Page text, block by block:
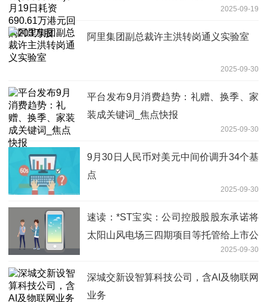
2025-09-19
阿里集团副总裁许主洪转岗通义实验室
2025-09-30
平台发布9月消费趋势：礼赠、换季、家
装成关键词_焦点快报
2025-09-30
9月30日人民币对美元中间价调升34个基
点
2025-09-30
速读：*ST宝实：公司控股股股东承诺将
太阳山风电场三四期项目等托管给上市公
2025-09-30
深城交新设智算科技公司，含AI及物联网
业务